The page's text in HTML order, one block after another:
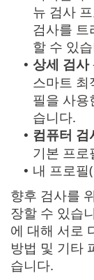
뉴 검사
검사를 트
할 수 있
• 상세 검사
스마트 최
필을 사용
습니다.
• 컴퓨터 검
기본 프로
• 내 프로필(
향후 검사를
장할 수 있습
에 대해 서로
방법 및 기타
습니다.